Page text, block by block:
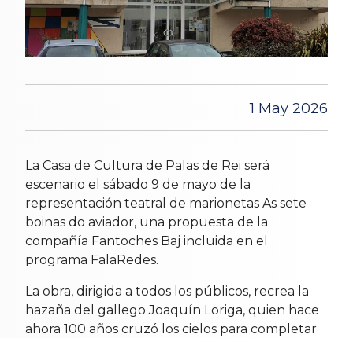
1 May 2026
La Casa de Cultura de Palas de Rei será
escenario el sábado 9 de mayo de la
representación teatral de marionetas As sete
boinas do aviador, una propuesta de la
compañía Fantoches Baj incluida en el
programa FalaRedes.
La obra, dirigida a todos los públicos, recrea la
hazaña del gallego Joaquín Loriga, quien hace
ahora 100 años cruzó los cielos para completar